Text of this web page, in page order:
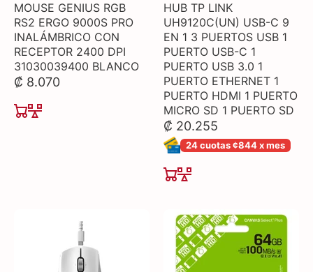
MOUSE GENIUS RGB
RS2 ERGO 9000S PRO
INALÁMBRICO CON
RECEPTOR 2400 DPI
31030039400 BLANCO
₡ 8.070
HUB TP LINK
UH9120C(UN) USB-C 9
EN 1 3 PUERTOS USB 1
PUERTO USB-C 1
PUERTO USB 3.0 1
PUERTO ETHERNET 1
PUERTO HDMI 1 PUERTO
MICRO SD 1 PUERTO SD
₡ 20.255
24 cuotas ¢844 x mes